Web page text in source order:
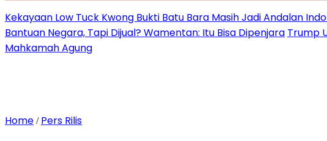
Kekayaan Low Tuck Kwong Bukti Batu Bara Masih Jadi Andalan
Bantuan Negara, Tapi Dijual? Wamentan: Itu Bisa Dipenjara Trump
Mahkamah Agung
Home / Pers Rilis